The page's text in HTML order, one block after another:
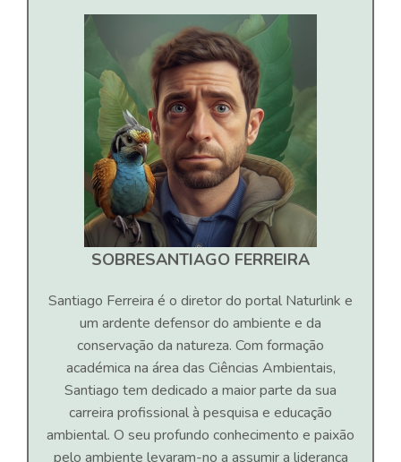
SOBRESANTIAGO FERREIRA
Santiago Ferreira é o diretor do portal Naturlink e
um ardente defensor do ambiente e da
conservação da natureza. Com formação
académica na área das Ciências Ambientais,
Santiago tem dedicado a maior parte da sua
carreira profissional à pesquisa e educação
ambiental. O seu profundo conhecimento e paixão
pelo ambiente levaram-no a assumir a liderança